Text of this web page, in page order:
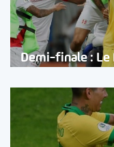
Demi-finale : Le